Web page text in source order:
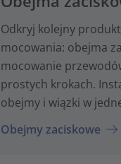
Odkryj kolejny
mocowania: obejma
mocowanie
prostych krokach.
obejmy i wiązki w
Obejmy zaciskowe